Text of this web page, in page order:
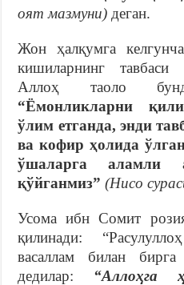
оят мазмуни) деган.
Жон ҳалқумга
кишиларнинг тавбаси
Аллоҳ таоло
“Ёмонликларни
ўлим етганда, энди
ва кофир ҳолида
ўшаларга аламли
қўйганмиз” (Нисо
Усома ибн Сомит
қилинади:
васаллам билан
дедилар:
“Аллоҳга